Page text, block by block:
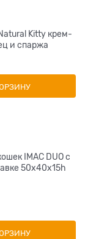
Kitty крем-
и спаржа
IMAC DUO с
50х40х15h